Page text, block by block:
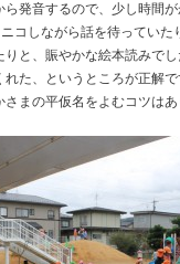
発音するので、少し時間
コしながら話を待っていた
りと、賑やかな絵本読みで
れた、というところが正解
まの平仮名をよむコツはあ